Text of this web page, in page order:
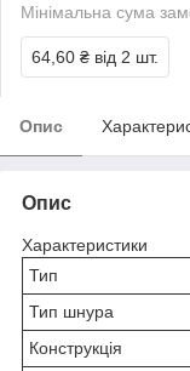
Мінімальна сума
64,60 ₴ від 2 шт.
Опис
Опис
Характеристики
Тип
Тип шнура
Конструкція